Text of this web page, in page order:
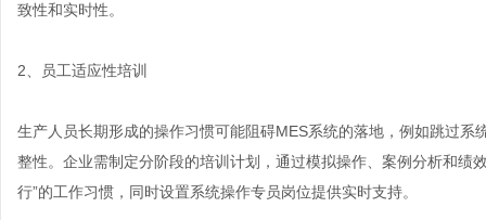
致性和实时性。
2、员工适应性培训
生产人员长期形成的操作习惯可能阻碍MES系统的落地，例如跳过
整性。企业需制定分阶段的培训计划，通过模拟操作、案例分析和绩
行”的工作习惯，同时设置系统操作专员岗位提供实时支持。